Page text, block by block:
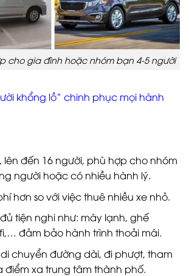
cho gia đình hoặc nhóm bạn 4-5 người
khổng lồ” chinh phục mọi hành
lên đến 16 người, phù hợp cho nhóm
người hoặc có nhiều hành lý.
hơn so với việc thuê nhiều xe nhỏ.
tiện nghi như: máy lạnh, ghế
đảm bảo hành trình thoải mái.
chuyển đường dài, đi phượt, tham
xa trung tâm thành phố.